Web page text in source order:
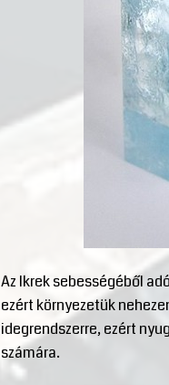
Az Ikrek sebességéből
ezért környezetük
idegrendszerre, ezért
számára.